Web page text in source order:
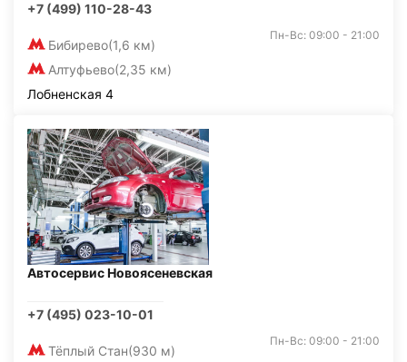
+7 (499) 110-28-43
Бибирево(1,6 км)
Алтуфьево(2,35 км)
Пн-Вс: 09:00 - 21:00
Лобненская 4
Автосервис Новоясеневская
+7 (495) 023-10-01
Тёплый Стан(930 м)
Пн-Вс: 09:00 - 21:00